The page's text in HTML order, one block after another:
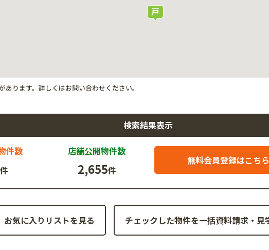
ります。詳しくはお問い合わせください。
検索結果表示
件数
件
店舗公開物件数
2,655件
無料会員登録はこちら
お気に入りリストを見る